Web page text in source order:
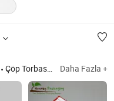
Çöp Torbası, Tişört Torbası, Rulo Torba, Kilitli Torba, Köpek Atık Torbası, Köpek Dışkı Torbası, Kompostlanabilir Torba, Yapışkan Film, Kase Kapağı, PE Eldiven - Önlük Daha Fazla +